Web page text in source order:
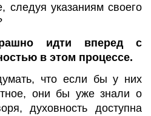
следуя указаниям своего
идти вперед с
в этом процессе.
что если бы у них
они бы уже знали о
духовность доступна